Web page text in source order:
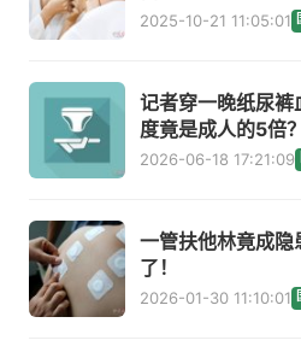
2025-10-21 11:05:01
记者穿一晚纸尿
度竟是成人的5倍？
2026-06-18 17:21:09
一管扶他林竟成
了！
2026-01-30 11:10:01